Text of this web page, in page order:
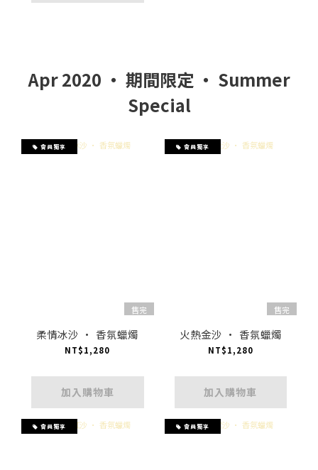
Apr 2020 ‧ 期間限定 ‧ Summer
Special
會員獨享
售完
柔情冰沙 · 香氛蠟燭
NT$1,280
加入購物車
會員獨享
售完
火熱金沙 · 香氛蠟燭
NT$1,280
加入購物車
會員獨享 會員獨享